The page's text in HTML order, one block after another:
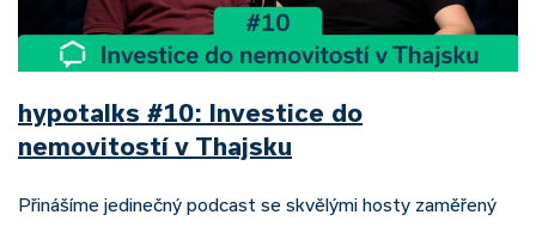
hypotalks #10: Investice do
nemovitostí v Thajsku
Přinášíme jedinečný podcast se skvělými hosty zaměřený